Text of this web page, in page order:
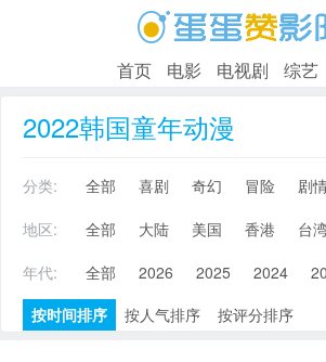
首页 电影 电视剧 综艺
2022韩国童年动漫
分类: 全部 喜剧 奇幻 冒险 剧
地区:
全部 大陆 美国 香港 台
年代:
全部 2026 2025 2024
按时间排序
按人气排序 按评分排序